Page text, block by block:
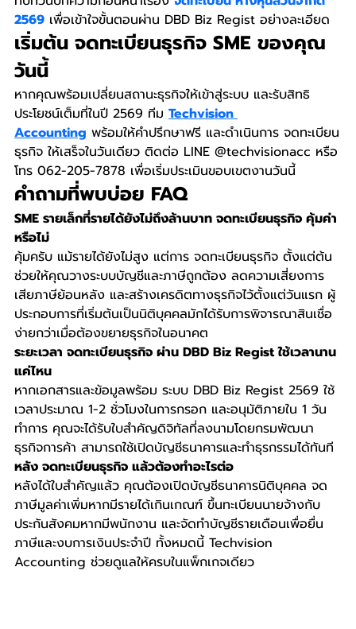
2569 เพื่อเข้าใจขั้นตอนผ่าน DBD Biz Regist อย่างละเอียด
เริ่มต้น จดทะเบียนธุรกิจ SME ของคุณ
วันนี้
หากคุณพร้อมเปลี่ยนสถานะธุรกิจให้เข้าสู่ระบบ และรับสิทธิ
ประโยชน์เต็มที่ในปี 2569 ทีม Techvision
Accounting พร้อมให้คำปรึกษาฟรี และดำเนินการ จดทะเบียน
ธุรกิจ ให้เสร็จในวันเดียว ติดต่อ LINE @techvisionacc หรือ
โทร 062-205-7878 เพื่อเริ่มประเมินขอบเขตงานวันนี้
คำถามที่พบบ่อย FAQ
SME รายเล็กที่รายได้ยังไม่ถึงล้านบาท จดทะเบียนธุรกิจ คุ้มค่า
หรือไม่
คุ้มครับ แม้รายได้ยังไม่สูง แต่การ จดทะเบียนธุรกิจ ตั้งแต่ต้น
ช่วยให้คุณวางระบบบัญชีและภาษีถูกต้อง ลดความเสี่ยงการ
เสียภาษีย้อนหลัง และสร้างเครดิตทางธุรกิจไว้ตั้งแต่วันแรก ผู้
ประกอบการที่เริ่มต้นเป็นนิติบุคคลมักได้รับการพิจารณาสินเชื่อ
ง่ายกว่าเมื่อต้องขยายธุรกิจในอนาคต
ระยะเวลา จดทะเบียนธุรกิจ ผ่าน DBD Biz Regist ใช้เวลานาน
แค่ไหน
หากเอกสารและข้อมูลพร้อม ระบบ DBD Biz Regist 2569 ใช้
เวลาประมาณ 1-2 ชั่วโมงในการกรอก และอนุมัติภายใน 1 วัน
ทำการ คุณจะได้รับใบสำคัญดิจิทัลที่ลงนามโดยกรมพัฒนา
ธุรกิจการค้า สามารถใช้เปิดบัญชีธนาคารและทำธุรกรรมได้ทันที
หลัง จดทะเบียนธุรกิจ แล้วต้องทำอะไรต่อ
หลังได้ใบสำคัญแล้ว คุณต้องเปิดบัญชีธนาคารนิติบุคคล จด
ภาษีมูลค่าเพิ่มหากมีรายได้เกินเกณฑ์ ขึ้นทะเบียนนายจ้างกับ
ประกันสังคมหากมีพนักงาน และจัดทำบัญชีรายเดือนเพื่อยื่น
ภาษีและงบการเงินประจำปี ทั้งหมดนี้ Techvision
Accounting ช่วยดูแลให้ครบในแพ็กเกจเดียว